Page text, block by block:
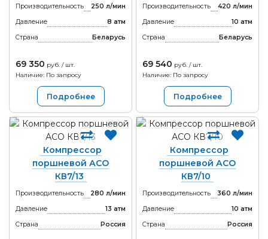
Производительность
250 л/мин
Давление
8 атм
Страна
Беларусь
69 350 руб. / шт.
Наличие: По запросу
Подробнее
Производительность
420 л/мин
Давление
10 атм
Страна
Беларусь
69 540 руб. / шт.
Наличие: По запросу
Подробнее
Компрессор
поршневой АСО
КВ7/13
Производительность
280 л/мин
Давление
13 атм
Страна
Россия
Компрессор
поршневой АСО
КВ7/10
Производительность
360 л/мин
Давление
10 атм
Страна
Россия